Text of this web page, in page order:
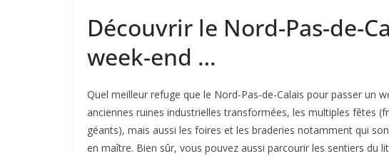
Découvrir le Nord-Pas-de-
week-end …
Quel meilleur refuge que le Nord-Pas-de-Calais pour passer un
anciennes ruines industrielles transformées, les multiples fêtes
géants), mais aussi les foires et les braderies notamment qui
en maître. Bien sûr, vous pouvez aussi parcourir les sentiers du